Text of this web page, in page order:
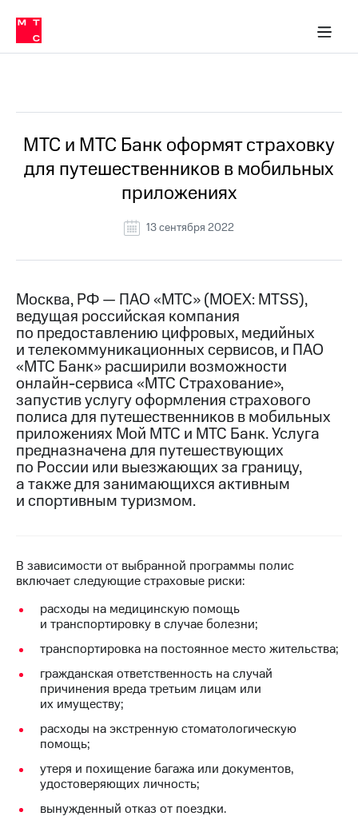
Медиа-центр
и акционерам
Устойчивое развитие
Комплаенс и деловая этика
компании
Карьера
История
компании
Руководство
информация
Контакты
Медиа-центр
Пресс-
релизы
МТС
о технологиях
Достижения
Интервью
Финансовая
отчетность
Новости
в
и акционерам
Корпоративное
управление
Корпоративный
секретарь
информации
Информация
акционерам
Документы
"МТС"
в МТС
Пресс-
релизы
о технологиях
МТС и МТС Банк оформят страховку
для путешественников в мобильных
приложениях
13 сентября 2022
Москва, РФ — ПАО «МТС» (MOEX: MTSS),
ведущая российская компания
по предоставлению цифровых, медийных
и телекоммуникационных сервисов, и ПАО
«МТС Банк» расширили возможности
онлайн-сервиса «МТС Страхование»,
запустив услугу оформления страхового
полиса для путешественников в мобильных
приложениях Мой МТС и МТС Банк. Услуга
предназначена для путешествующих
по России или выезжающих за границу,
а также для занимающихся активным
и спортивным туризмом.
В зависимости от выбранной программы полис
включает следующие страховые риски:
расходы на медицинскую помощь
и транспортировку в случае болезни;
транспортировка на постоянное место жительства;
гражданская ответственность на случай
причинения вреда третьим лицам или
их имуществу;
расходы на экстренную стоматологическую
помощь;
утеря и похищение багажа или документов,
удостоверяющих личность;
вынужденный отказ от поездки.